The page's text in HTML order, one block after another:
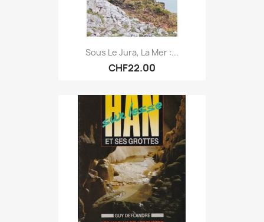
Sous Le Jura, La Mer :...
CHF22.00